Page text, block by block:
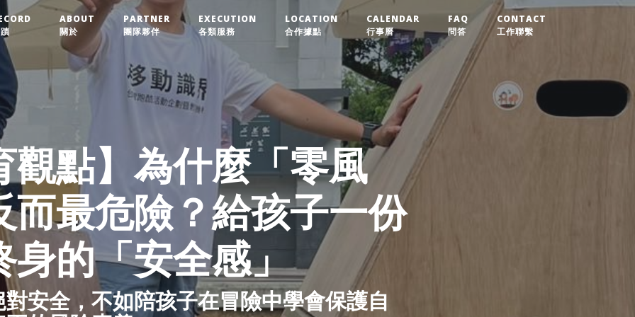
ABOUT
關於
PARTNER
團隊夥伴
EXECUTION
各類服務
LOCATION
合作據點
CALENDAR
行事曆
FAQ
問答
CONTACT
工作聯繫
觀點】為什麼「零風
而最危險？給孩子一份
身的「安全感」
安全，不如陪孩子在冒險中學會保護自